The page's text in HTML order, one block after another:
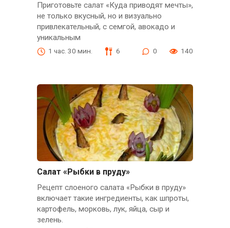
Приготовьте салат «Куда приводят мечты»,
не только вкусный, но и визуально
привлекательный, с семгой, авокадо и
уникальным
1 час. 30 мин. 6 0 140
Салат «Рыбки в пруду»
Рецепт слоеного салата «Рыбки в пруду»
включает такие ингредиенты, как шпроты,
картофель, морковь, лук, яйца, сыр и
зелень.